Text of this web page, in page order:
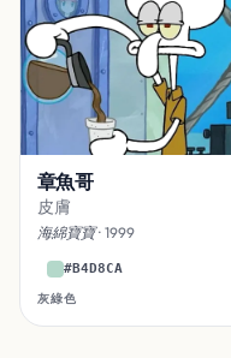
章魚哥
皮膚
海綿寶寶· 1999
#B4D8CA
灰綠色